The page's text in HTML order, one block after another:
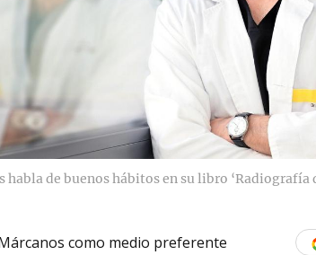
habla de buenos hábitos en su libro ‘Radiografía
como medio preferente